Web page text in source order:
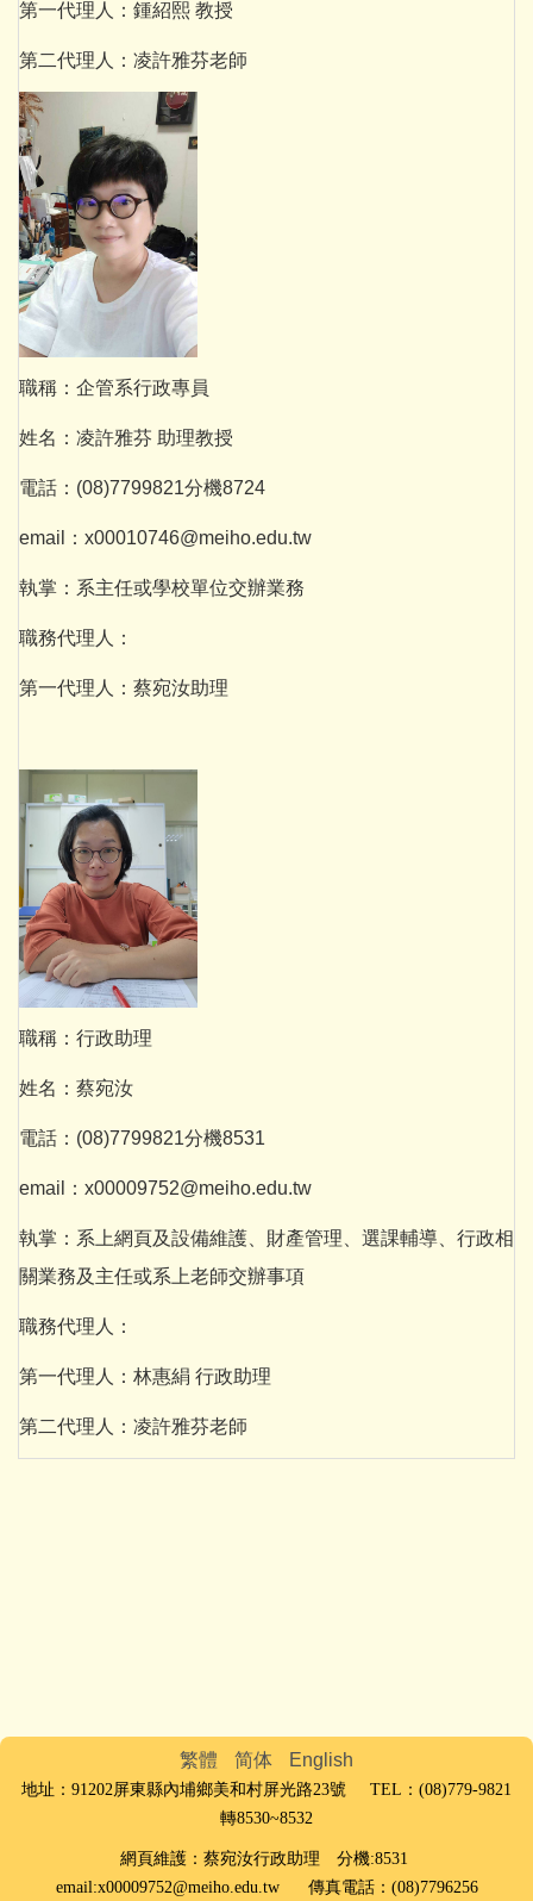
第一代理人：鍾紹熙 教授
第二代理人：凌許雅芬老師
職稱：企管系行政專員
姓名：凌許雅芬 助理教授
電話：(08)7799821分機8724
email：x00010746@meiho.edu.tw
執掌：系主任或學校單位交辦業務
職務代理人：
第一代理人：蔡宛汝助理
職稱：行政助理
姓名：蔡宛汝
電話：(08)7799821分機8531
email：x00009752@meiho.edu.tw
執掌：系上網頁及設備維護、財產管理、選課輔導、行政相
關業務及主任或系上老師交辦事項
職務代理人：
第一代理人：林惠絹 行政助理
第二代理人：凌許雅芬老師
繁體 简体 English
地址：91202屏東縣內埔鄉美和村屏光路23號 TEL：(08)779-9821
轉8530~8532
網頁維護：蔡宛汝行政助理 分機:8531
email:x00009752@meiho.edu.tw 傳真電話：(08)7796256